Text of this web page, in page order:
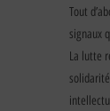
Tout
signaux
La lutte